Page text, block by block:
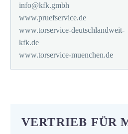
info@kfk.gmbh
www.pruefservice.de
www.torservice-deutschlandweit-
kfk.de
www.torservice-muenchen.de
VERTRIEB FÜR